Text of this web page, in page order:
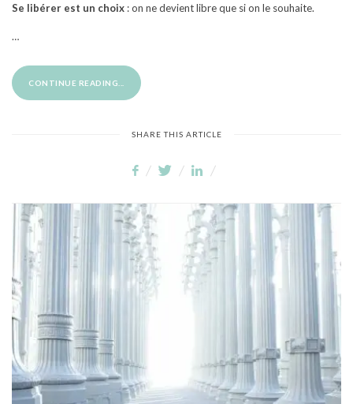
Se libérer est un choix : on ne devient libre que si on le souhaite.
…
CONTINUE READING...
SHARE THIS ARTICLE